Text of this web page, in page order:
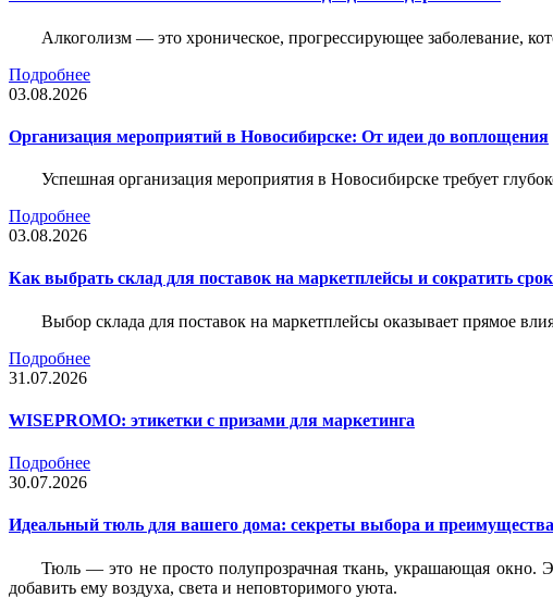
Алкоголизм — это хроническое, прогрессирующее заболевание,
Подробнее
03.08.2026
Организация мероприятий в Новосибирске: От идеи до воплощения
Успешная организация мероприятия в Новосибирске требует
Подробнее
03.08.2026
Как выбрать склад для поставок на маркетплейсы и сократить
Выбор склада для поставок на маркетплейсы оказывает прямое
Подробнее
31.07.2026
WISEPROMO: этикетки с призами для маркетинга
Подробнее
30.07.2026
Идеальный тюль для вашего дома: секреты выбора и
Тюль — это не просто полупрозрачная ткань, украшающая окно.
добавить ему воздуха, света и неповторимого уюта.